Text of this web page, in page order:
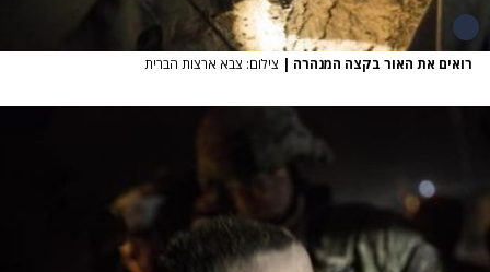
רואים את האור בקצה המנהרה | צילום: צבא ארצות הברית